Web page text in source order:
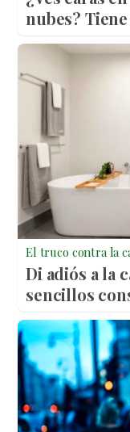
nubes?
El truco contra la
Di adiós a la
sencillos